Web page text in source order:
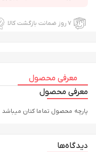
۷ روز ضمانت بازگشت کالا
معرفی محصول
معرفی محصول
پارچه محصول تماما کتان میباشد
دیدگاه‌ها